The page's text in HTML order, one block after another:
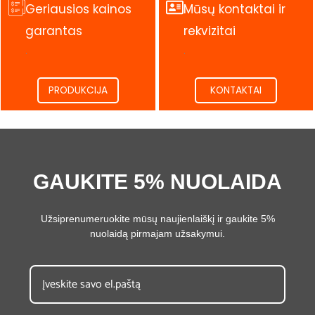
Geriausios kainos
garantas
.
PRODUKCIJA
Mūsų kontaktai ir
rekvizitai
.
KONTAKTAI
GAUKITE 5% NUOLAIDA
Užsiprenumeruokite mūsų naujienlaiškį ir gaukite 5%
nuolaidą pirmajam užsakymui.